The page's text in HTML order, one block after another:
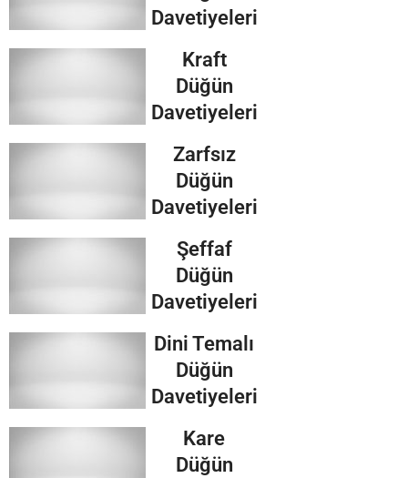
Davetiyeleri
Kraft
Düğün
Davetiyeleri
Zarfsız
Düğün
Davetiyeleri
Şeffaf
Düğün
Davetiyeleri
Dini Temalı
Düğün
Davetiyeleri
Kare
Düğün